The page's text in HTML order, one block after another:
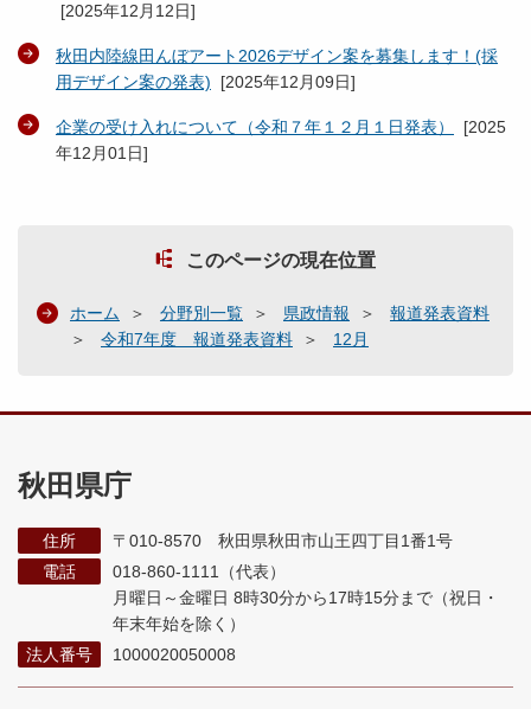
[2025年12月12日]
秋田内陸線田んぼアート2026デザイン案を募集します！(採
用デザイン案の発表) [2025年12月09日]
企業の受け入れについて（令和７年１２月１日発表） [2025
年12月01日]
このページの現在位置
ホーム 分野別一覧 県政情報
報道発表資料
令和7年度 報道発表資料
12月
秋田県庁
住所
〒010-8570 秋田県秋田市山王四丁目1番1号
電話
018-860-1111（代表）
月曜日～金曜日 8時30分から17時15分まで （祝日・
年末年始を除く）
法人番号
1000020050008